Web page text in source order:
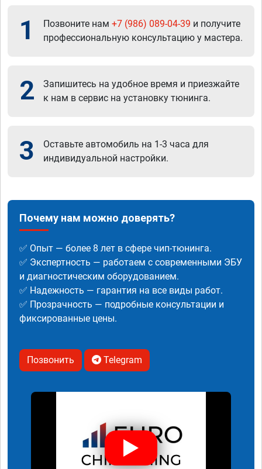
1 Позвоните нам +7 (986) 089-04-39 и получите
профессиональную консультацию у мастера.
2
Запишитесь на удобное время и приезжайте
к нам в сервис на установку тюнинга.
3
Оставьте автомобиль на 1-3 часа для
индивидуальной настройки.
Почему нам можно доверять?
✅ Опыт — более 8 лет в сфере чип-тюнинга.
✅ Экспертность — работаем с современными ЭБУ
и диагностическим оборудованием.
✅ Надежность — гарантия на все виды работ.
✅ Прозрачность — подробные консультации и
фиксированные цены.
Позвонить Telegram